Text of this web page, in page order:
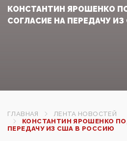
КОНСТАНТИН ЯРОШЕНКО
СОГЛАСИЕ НА ПЕРЕДАЧУ
ГЛАВНАЯ
ЛЕНТА НОВОСТЕЙ
КОНСТАНТИН ЯРОШЕНКО
ПЕРЕДАЧУ ИЗ США В РОССИЮ